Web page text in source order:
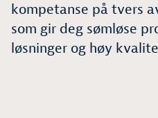
kompetanse på tvers
som gir deg sømløse
løsninger og høy